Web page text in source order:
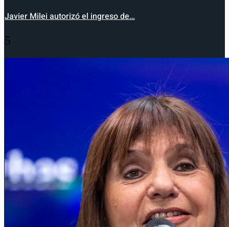
Javier Milei autorizó el ingreso de…
5